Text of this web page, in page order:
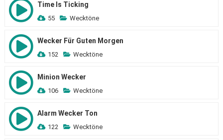
Time Is Ticking
55 Wecktöne
Wecker Für Guten Morgen
152 Wecktöne
Minion Wecker
106 Wecktöne
Alarm Wecker Ton
122 Wecktöne